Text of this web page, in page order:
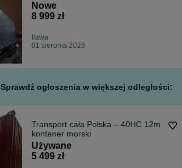
Nowe
8 999 zł
Iława
01 sierpnia 2026
Sprawdź ogłoszenia w większej odległości:
Transport cała Polska – 40HC 12m
kontener morski
Używane
5 499 zł